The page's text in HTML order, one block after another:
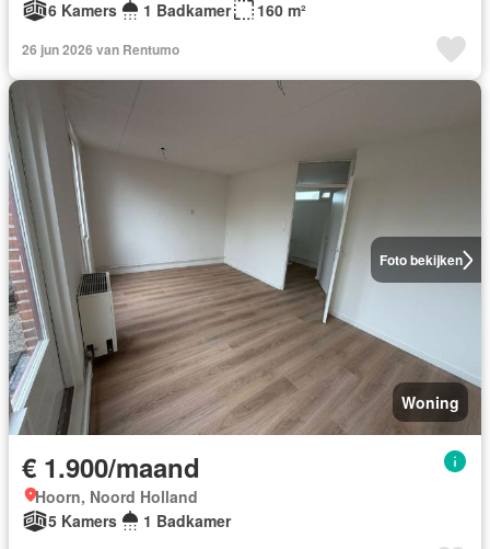
6 Kamers 1 Badkamer 160 m²
26 jun 2026 van Rentumo
Foto bekijken
Woning
€ 1.900/maand
Hoorn, Noord Holland
5 Kamers
1 Badkamer